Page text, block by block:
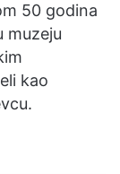
50 godina
muzeju
kao